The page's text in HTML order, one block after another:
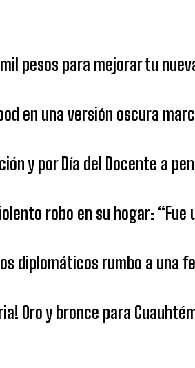
pesos para mejorar tu
en una versión oscura
y por Día del Docente a
robo en su hogar:
diplomáticos rumbo a una
Oro y bronce para